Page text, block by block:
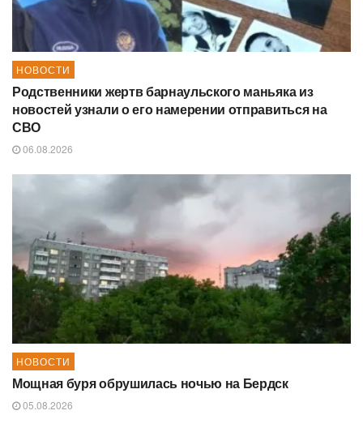
НОВОСТИ
Родственники жертв барнаульского маньяка из
новостей узнали о его намерении отправиться на
СВО
06.08.2026
НОВОСТИ
Мощная буря обрушилась ночью на Бердск
05.08.2026